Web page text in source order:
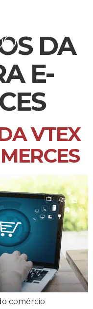
DA
E-
VTEX
comércio